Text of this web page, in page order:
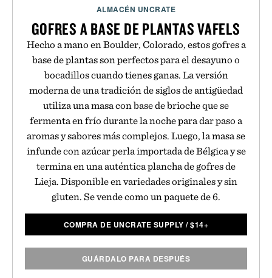
ALMACÉN UNCRATE
GOFRES A BASE DE PLANTAS VAFELS
Hecho a mano en Boulder, Colorado, estos gofres a
base de plantas son perfectos para el desayuno o
bocadillos cuando tienes ganas. La versión
moderna de una tradición de siglos de antigüedad
utiliza una masa con base de brioche que se
fermenta en frío durante la noche para dar paso a
aromas y sabores más complejos. Luego, la masa se
infunde con azúcar perla importada de Bélgica y se
termina en una auténtica plancha de gofres de
Lieja. Disponible en variedades originales y sin
gluten. Se vende como un paquete de 6.
COMPRA DE UNCRATE SUPPLY /$14+
GUÁRDALO PARA DESPUÉS